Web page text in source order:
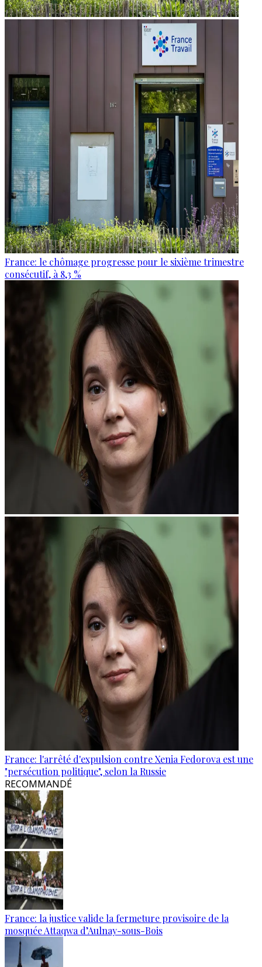
France: le chômage progresse pour le sixième trimestre
consécutif, à 8,3 %
France: l'arrêté d'expulsion contre Xenia Fedorova est une
"persécution politique", selon la Russie
RECOMMANDÉ
France: la justice valide la fermeture provisoire de la
mosquée Attaqwa d’Aulnay-sous-Bois